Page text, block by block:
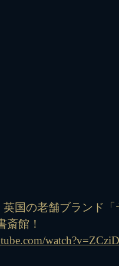
国の老舗ブランド
斎館！